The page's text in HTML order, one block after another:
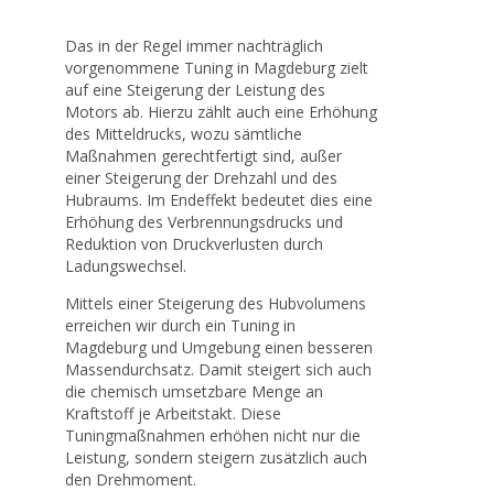
Das in der Regel immer nachträglich
vorgenommene Tuning in Magdeburg zielt
auf eine Steigerung der Leistung des
Motors ab. Hierzu zählt auch eine Erhöhung
des Mitteldrucks, wozu sämtliche
Maßnahmen gerechtfertigt sind, außer
einer Steigerung der Drehzahl und des
Hubraums. Im Endeffekt bedeutet dies eine
Erhöhung des Verbrennungsdrucks und
Reduktion von Druckverlusten durch
Ladungswechsel.
Mittels einer Steigerung des Hubvolumens
erreichen wir durch ein Tuning in
Magdeburg und Umgebung einen besseren
Massendurchsatz. Damit steigert sich auch
die chemisch umsetzbare Menge an
Kraftstoff je Arbeitstakt. Diese
Tuningmaßnahmen erhöhen nicht nur die
Leistung, sondern steigern zusätzlich auch
den Drehmoment.